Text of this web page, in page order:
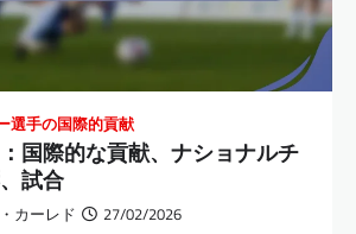
選手の国際的貢献
国際的な貢献、ナショナルチ
試合
カーレド 27/02/2026